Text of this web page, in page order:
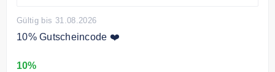
Gültig bis 31.08.2026
10% Gutscheincode ❤️
10%